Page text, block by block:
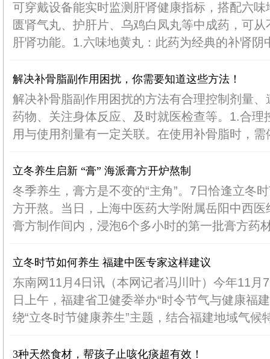
可穿戴设备能实时监测肝肾健康指标，搭配六
匮肾气丸、护肝片、乌鸡白凤丸等中成药，可
肝肾功能。1.六味地黄丸：此药为经典的补肾阴
解决补骨脂副作用困扰，你需要知道这些方法！
解决补骨脂副作用困扰的方法有合理控制剂量
药物、关注身体反应、及时就医检查等。1.合理
用与使用剂量有一定关联。在使用补骨脂时，
立冬养生启新 “膏” 海派膏方开炉熬制
冬季养生，膏方是不变的“主角”。7日恰逢立冬
方开熬。当日，上海中医药大学附属岳阳中西
膏方制作间内，浸泡6个多小时的第一批膏方药
立冬时节如何养生 福建中医专家这样建议
东南网11月4日讯（本网记者冯川叶）今年11月
日上午，福建省卫健委举办“时令节气与健康福
绕“立冬时节健康养生”主题，结合福建地域气候
3种天然食材，帮孩子止咳化痰超有效！